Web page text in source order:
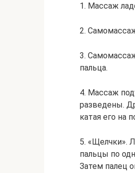
1.​ Массаж
2.​
3.​
пальца.
4.​ Массаж
разведены.
катая его на
5.​ «Щелчки».
пальцы по
Затем палец